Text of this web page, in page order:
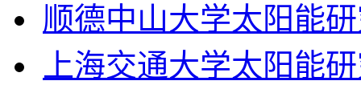
顺德中山大学太阳能
上海交通大学太阳能